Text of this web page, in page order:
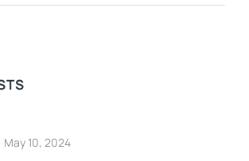
May 10, 2024